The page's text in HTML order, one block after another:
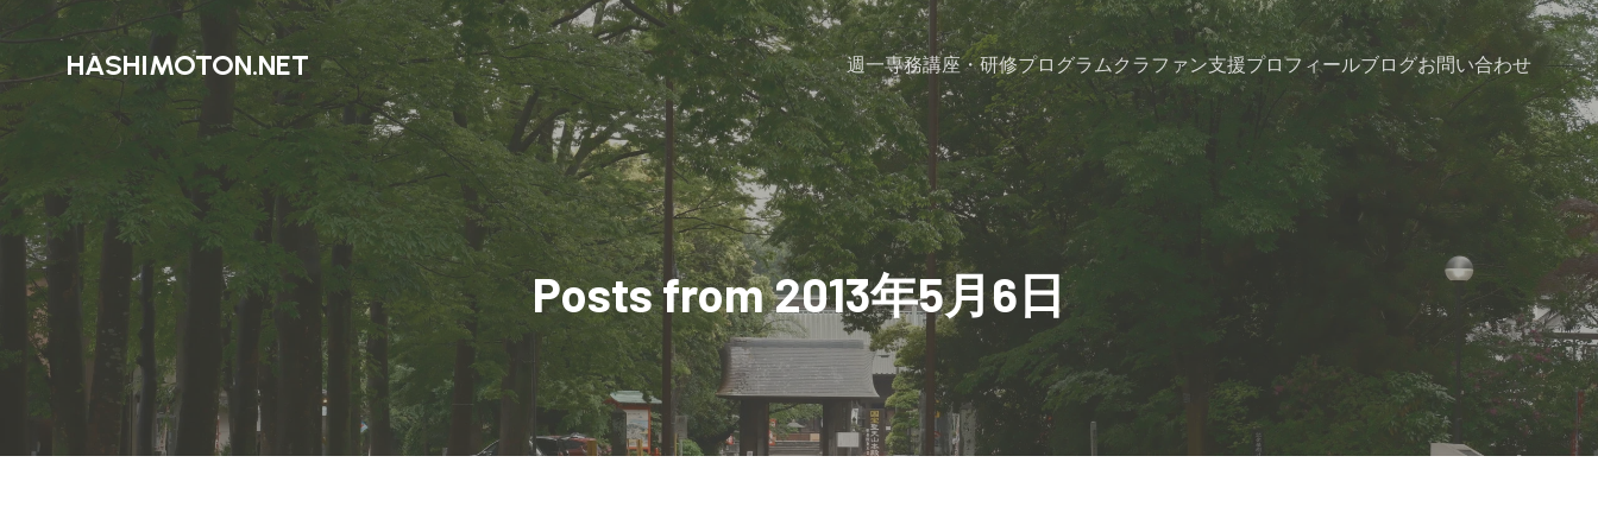
HASHIMOTON.NET 週一専務講座・研修プログラムクラファン支援プロフィールブログお問い合わせ
Posts from 2013年5月6日